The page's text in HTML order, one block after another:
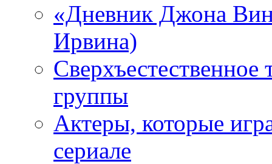
«Дневник Джона
Ирвина)
Сверхъестественное
группы
Актеры, которые
сериале